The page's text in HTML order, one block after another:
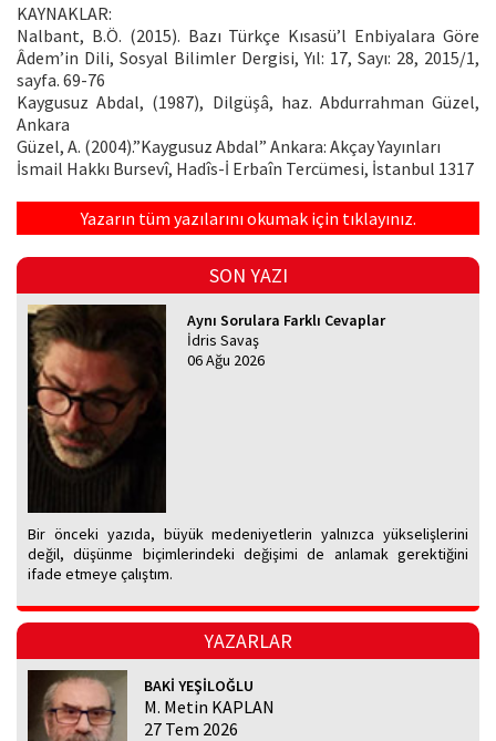
KAYNAKLAR:
Nalbant, B.Ö. (2015). Bazı Türkçe Kısasü’l Enbiyalara Göre
Âdem’in Dili, Sosyal Bilimler Dergisi, Yıl: 17, Sayı: 28, 2015/1,
sayfa. 69-76
Kaygusuz Abdal, (1987), Dilgüşâ, haz. Abdurrahman Güzel,
Ankara
Güzel, A. (2004).”Kaygusuz Abdal” Ankara: Akçay Yayınları
İsmail Hakkı Bursevî, Hadîs-İ Erbaîn Tercümesi, İstanbul 1317
Yazarın tüm yazılarını okumak için tıklayınız.
SON YAZI
Aynı Sorulara Farklı Cevaplar
İdris Savaş
06 Ağu 2026
Bir önceki yazıda, büyük medeniyetlerin yalnızca yükselişlerini
değil, düşünme biçimlerindeki değişimi de anlamak gerektiğini
ifade etmeye çalıştım.
YAZARLAR
BAKİ YEŞİLOĞLU
M. Metin KAPLAN
27 Tem 2026